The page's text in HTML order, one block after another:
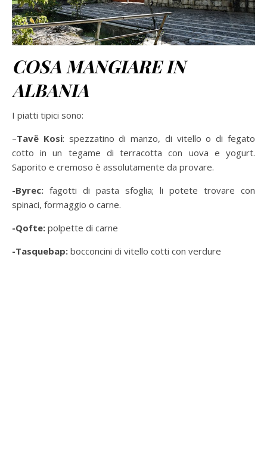
COSA MANGIARE IN
ALBANIA
I piatti tipici sono:
–Tavë Kosi: spezzatino di manzo, di vitello o di fegato
cotto in un tegame di terracotta con uova e yogurt.
Saporito e cremoso è assolutamente da provare.
-Byrec: fagotti di pasta sfoglia; li potete trovare con
spinaci, formaggio o carne.
-Qofte: polpette di carne
-Tasquebap: bocconcini di vitello cotti con verdure